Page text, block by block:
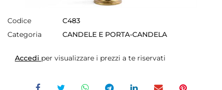
Codice
C483
Categoria
CANDELE E PORTA-CANDELA
Accedi per visualizzare i prezzi a te riservati